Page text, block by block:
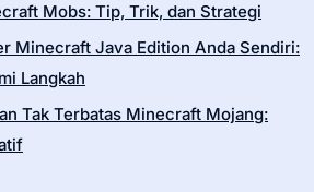
Mobs: Tip, Trik, dan Strategi
Minecraft Java Edition Anda Sendiri:
Langkah
Tak Terbatas Minecraft Mojang: